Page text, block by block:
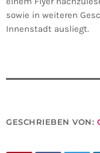
sowie in weiteren
Innenstadt ausliegt.
GESCHRIEBEN VON: